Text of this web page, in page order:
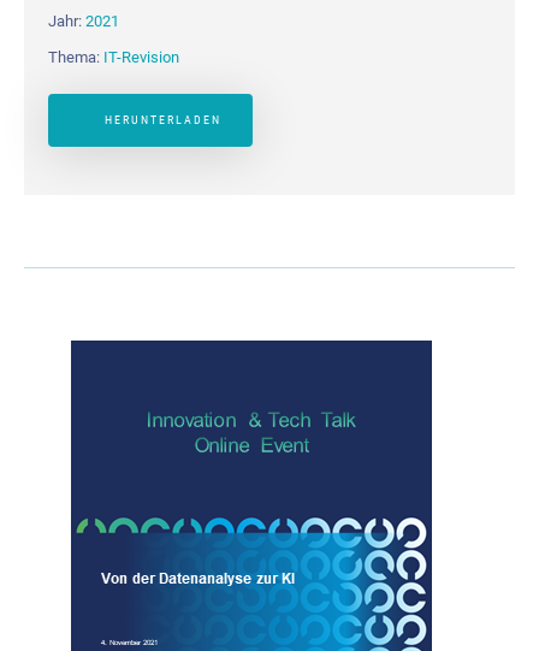
Jahr: 2021
Thema: IT-Revision
HERUNTERLADEN